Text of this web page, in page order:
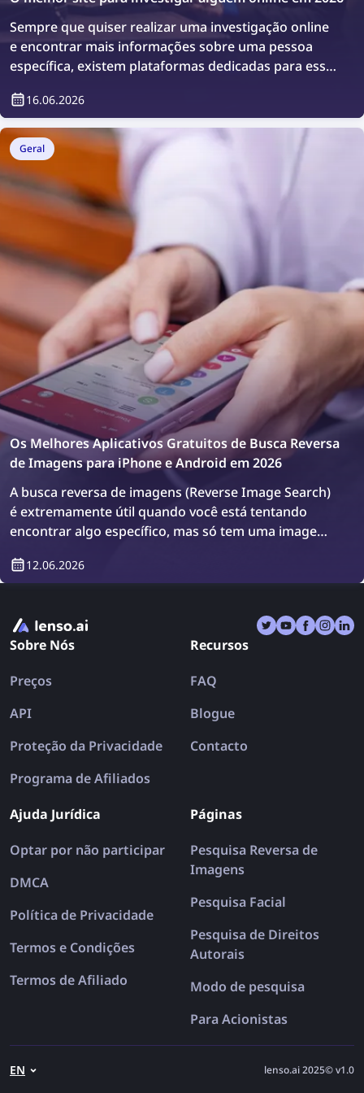
Sempre que quiser realizar uma investigação online
e encontrar mais informações sobre uma pessoa
específica, existem plataformas dedicadas para esse
investigar alguém online.
16.06.2026
Geral
Os Melhores Aplicativos Gratuitos de Busca Reversa
de Imagens para iPhone e Android em 2026
A busca reversa de imagens (Reverse Image Search)
é extremamente útil quando você está tentando
encontrar algo específico, mas só tem uma imagem.
lenso.ai, TinEye e Copyseeker, há também muitos
aplicativos que combinam vários mecanismos de
aplicativos de busca reversa de imagens para iPhone
e Android em 2026.
12.06.2026
Sobre Nós
Preços
API
Proteção da Privacidade
Programa de Afiliados
Recursos
FAQ
Blogue
Contacto
Ajuda Jurídica
Optar por não participar
DMCA
Política de Privacidade
Termos e Condições
Termos de Afiliado
Páginas
Pesquisa Reversa de
Imagens
Pesquisa Facial
Pesquisa de Direitos
Autorais
Modo de pesquisa
Para Acionistas
EN lenso.ai 2025© v1.0